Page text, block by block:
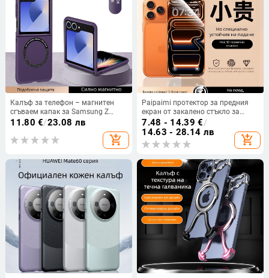
Калъф за телефон – магнитен
сгъваем капак за Samsung Z
Flip6/7, TPU матов защитен
удароустойчив
11.80 €/23.08 лв
add_shopping_cart
Paipaimi протектор за предния
екран от закалено стъкло за
iPhone 14 Pro Max – пълно
покритие на екрана
7.48 - 14.39 €/
14.63 - 28.14 лв
add_shopping_cart